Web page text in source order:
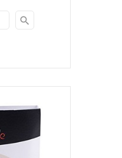
search